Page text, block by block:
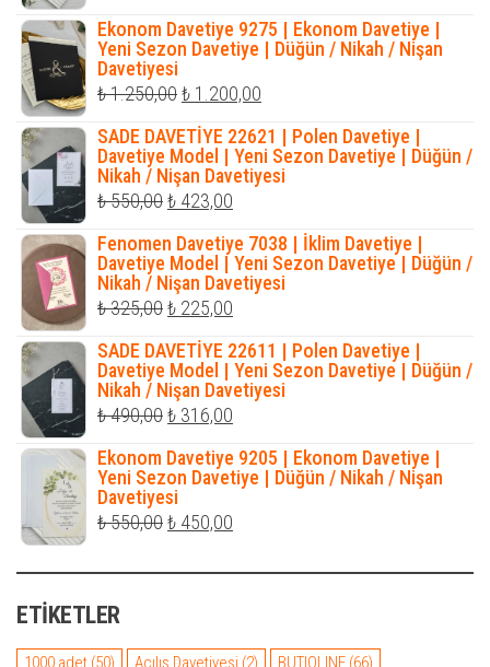
fiyat:
₺ 1.300,00.
andaki
fiyat:
Ekonom Davetiye 9275 | Ekonom Davetiye |
Yeni Sezon Davetiye | Düğün / Nikah / Nişan
Davetiyesi
₺1.250,00Orijinal
fiyat:
₺ 1.250,00.
₺ 1.200,00
andaki
fiyat:
₺ 1.200,00.
SADE DAVETİYE 22621 | Polen Davetiye |
Davetiye Model | Yeni Sezon Davetiye | Düğün /
Nikah / Nişan Davetiyesi
₺550,00Orijinal
fiyat:
₺ 550,00.
₺ 423,00
andaki
fiyat:
₺ 423,00.
Fenomen Davetiye 7038 | İklim Davetiye |
Davetiye Model | Yeni Sezon Davetiye | Düğün /
Nikah / Nişan Davetiyesi
₺325,00Orijinal
fiyat:
₺ 325,00.
₺ 225,00
andaki
fiyat:
₺ 225,00.
SADE DAVETİYE 22611 | Polen Davetiye |
Davetiye Model | Yeni Sezon Davetiye | Düğün /
Nikah / Nişan Davetiyesi
₺490,00Orijinal
fiyat:
₺ 490,00.
₺ 316,00
andaki
fiyat:
Ekonom Davetiye 9205 | Ekonom Davetiye |
Yeni Sezon Davetiye | Düğün / Nikah / Nişan
Davetiyesi
₺550,00Orijinal
₺ 450,00
ETIKETLER
1000 adet (50) Açılış Davetiyesi (2) BUTIQLINE (66)